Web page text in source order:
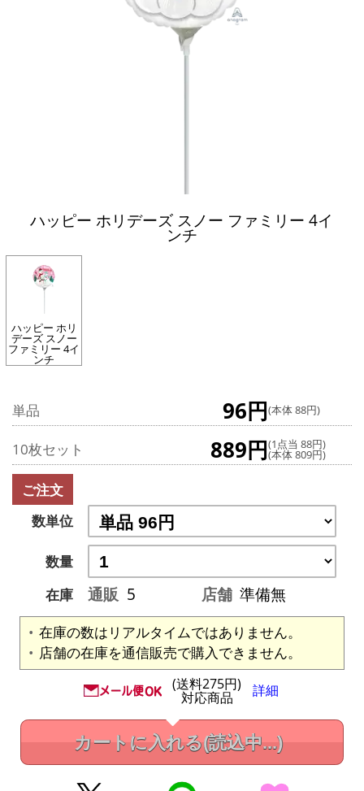
ハッピー ホリデーズ スノー ファミリー 4イ
ンチ
ハッピー ホリ
デーズ スノー
ファミリー 4イ
ンチ
単品 96円(本体 88円)
10枚セット 889円(1点当 88円)
(本体 809円)
ご注文
数単位
数量
在庫
通販 5 店舗 準備無
在庫の数はリアルタイムではありません。
店舗の在庫を通信販売で購入できません。
(送料275円)
対応商品 詳細
カートに入れる(読込中...)